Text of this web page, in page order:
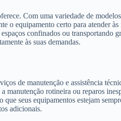
Com uma variedade de
o equipamento certo para atender às
confinados ou transportando
às suas demandas.
de manutenção e assistência
manutenção rotineira ou reparos
seus equipamentos estejam
adicionais.